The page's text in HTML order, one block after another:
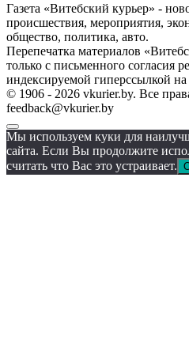
Газета «Витебский курьер» -
происшествия, мероприятия,
общество, политика, авто.
Перепечатка материалов
только с письменного согласия
индексируемой гиперссылкой на
© 1906 - 2026 vkurier.by. Все
feedback@vkurier.by
Мы используем куки для
сайта. Если Вы продолжите
считать что Вас это устраивает.